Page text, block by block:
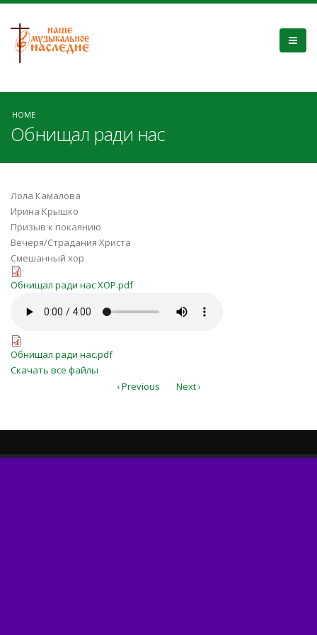
HOME
Обнищал ради нас
Лола Камалова
Ирина Крышко
Призыв к покаянию
Вечеря/Страдания Христа
Смешанный хор
Обнищал ради нас ХОР.pdf
Обнищал ради нас ХОР.pdf
Обнищал ради нас.mp3
Обнищал ради нас.pdf
Обнищал ради нас.pdf
Скачать все файлы
‹ Previous
Next ›